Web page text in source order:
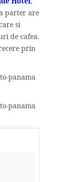
parter are
si
de cafea.
prin